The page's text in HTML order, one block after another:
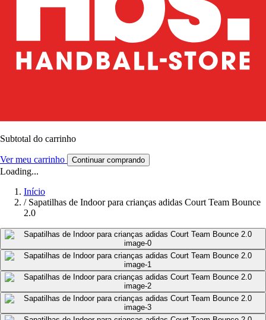
Subtotal do carrinho
Ver meu carrinho Continuar comprando
Loading...
Início
/ Sapatilhas de Indoor para crianças adidas Court Team Bounce
2.0